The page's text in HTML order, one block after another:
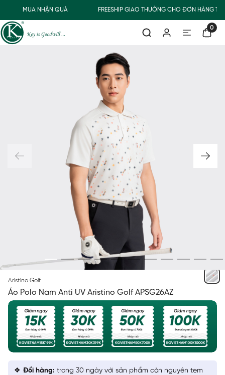
MUA NHẬN QUÀ FREESHIP GIAO THƯỜNG CHO ĐƠN HÀNG
0
Aristino Golf
Áo Polo Nam Anti UV Aristino Golf APSG26AZ
Đổi hàng: trong 30 ngày với sản phẩm còn nguyên tem